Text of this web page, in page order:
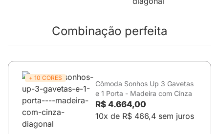
Combinação perfeita
+ 10 CORES
Cômoda Sonhos Up 3 Gavetas
e 1 Porta - Madeira com Cinza
R$ 4.664,00
10x de R$ 466,4 sem juros